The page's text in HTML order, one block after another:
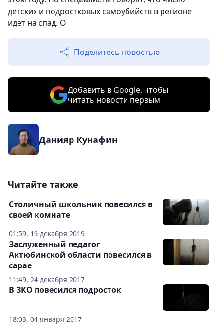
детских и подростковых самоубийств в регионе
идет на спад. О
Поделитесь новостью
Добавить в Google, чтобы
читать новости первым
Данияр Кунафин
Читайте также
01:59, 19 декабря 2019
Столичный школьник повесился в
своей комнате
11:49, 24 декабря 2017
Заслуженный педагог
Актюбинской области повесился в
сарае
18:03, 04 января 2017
В ЗКО повесился подросток